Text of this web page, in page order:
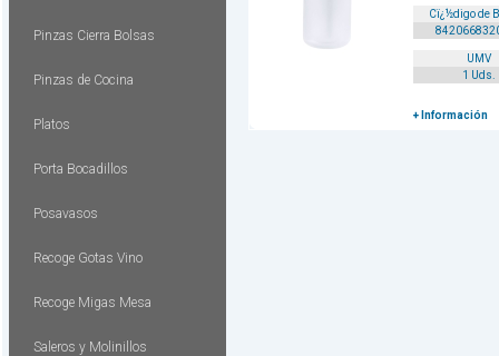
Pinzas Cierra Bolsas
Pinzas de Cocina
Platos
Porta Bocadillos
Posavasos
Recoge Gotas Vino
Recoge Migas Mesa
Saleros y Molinillos
Cï¿½digo de
UMV
1 Uds.
+ Información